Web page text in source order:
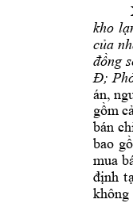
kho lạ
của
đồng s
Đ;
án, n
gồm c
bán ch
bao gồ
mua
định t
không